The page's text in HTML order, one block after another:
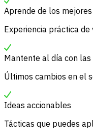
Aprende de los
Experiencia práctica
Mantente al día con las
Últimos cambios en el
Ideas accionables
Tácticas que puedes